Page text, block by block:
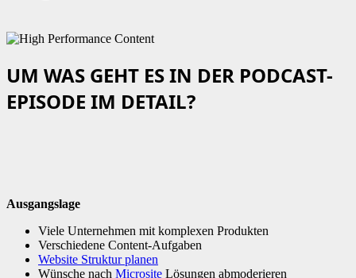
UM WAS GEHT ES IN DER PODCAST-
EPISODE IM DETAIL?
Ausgangslage
Viele Unternehmen mit komplexen Produkten
Verschiedene Content-Aufgaben
Website Struktur planen
Wünsche nach Microsite Lösungen abmoderieren